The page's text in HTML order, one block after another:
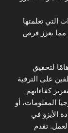
التي تعلمتها
مما يعزز فرص
لتحقيق
على الترقية
كفاءاتهم
المعلومات، أو
الأيزو في
تقدم